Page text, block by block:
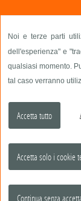
Noi e terze parti
dell'esperienza" e
qualsiasi momento.
tal caso verranno